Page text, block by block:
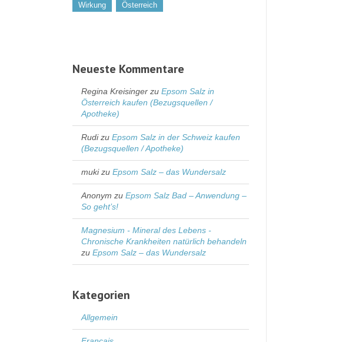
Wirkung Österreich
Neueste Kommentare
Regina Kreisinger zuEpsom Salz in
Österreich kaufen (Bezugsquellen /
Apotheke)
RudizuEpsom Salz in der Schweiz kaufen
(Bezugsquellen / Apotheke)
mukizuEpsom Salz – das Wundersalz
Anonym zuEpsom Salz Bad – Anwendung –
So geht’s!
Magnesium - Mineral des Lebens -
Chronische Krankheiten natürlich behandeln
zuEpsom Salz – das Wundersalz
Kategorien
Allgemein